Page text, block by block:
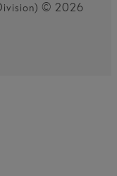
© 2026